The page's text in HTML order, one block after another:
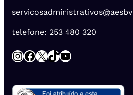
telefone: 253 480 320
InstagramFacebook X TikTok YouTube